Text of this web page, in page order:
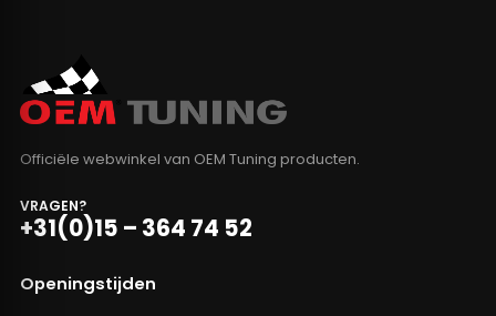
Officiële webwinkel van OEM Tuning producten.
VRAGEN?
+31(0)15 – 364 74 52
Openingstijden